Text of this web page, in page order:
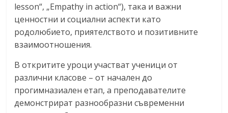
lesson“, „Empathy in action“), така и важни
ценностни и социални аспекти като
родолюбието, приятелството и позитивните
взаимоотношения.
В откритите уроци участват ученици от
различни класове – от начален до
прогимназиален етап, а преподавателите
демонстрират разнообразни съвременни